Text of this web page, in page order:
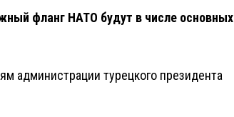
фланг НАТО будут в числе основных
администрации турецкого президента